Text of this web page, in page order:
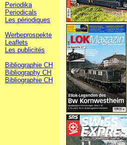
Periodika
Periodicals
Les périodiques
Werbeprospekte
Leaflets
Les publicités
Bibliographie CH
Bibliography CH
Bibliographie CH